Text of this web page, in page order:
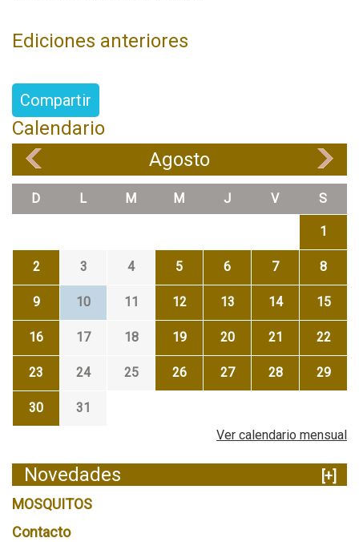
Ediciones anteriores
Compartir
Calendario
Agosto
D L M M J V S
1
2 3 4 5 6 7 8
9 10 11 12 13 14 15
16 17 18 19 20 21 22
23 24 25 26 27 28 29
30
31
Ver calendario mensual
Novedades
[+]
MOSQUITOS
Contacto